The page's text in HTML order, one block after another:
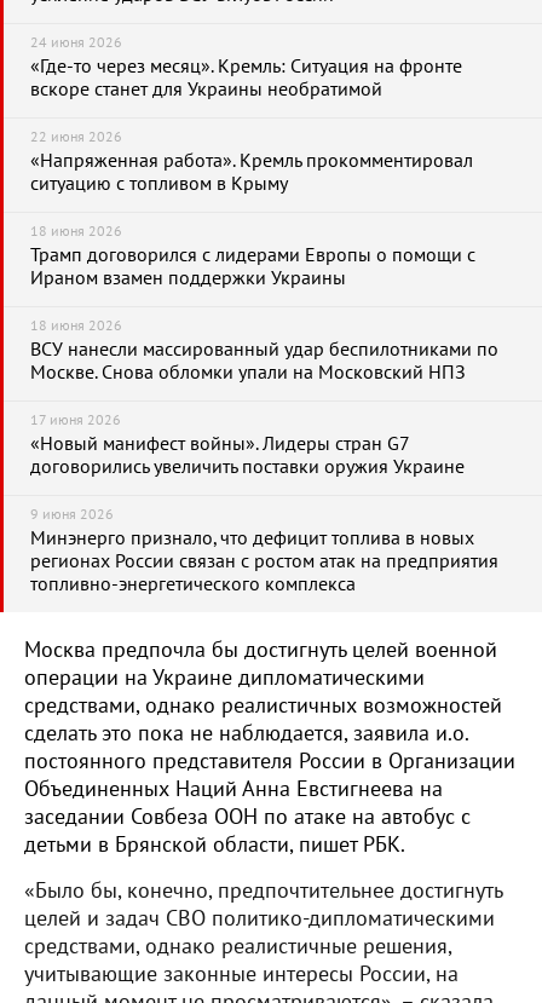
24 июня 2026
«Где-то через месяц». Кремль: Ситуация на фронте
вскоре станет для Украины необратимой
22 июня 2026
«Напряженная работа». Кремль прокомментировал
ситуацию с топливом в Крыму
18 июня 2026
Трамп договорился с лидерами Европы о помощи с
Ираном взамен поддержки Украины
18 июня 2026
ВСУ нанесли массированный удар беспилотниками по
Москве. Снова обломки упали на Московский НПЗ
17 июня 2026
«Новый манифест войны». Лидеры стран G7
договорились увеличить поставки оружия Украине
9 июня 2026
Минэнерго признало, что дефицит топлива в новых
регионах России связан с ростом атак на предприятия
топливно-энергетического комплекса
Москва предпочла бы достигнуть целей военной
операции на Украине дипломатическими
средствами, однако реалистичных возможностей
сделать это пока не наблюдается, заявила и.о.
постоянного представителя России в Организации
Объединенных Наций Анна Евстигнеева на
заседании Совбеза ООН по атаке на автобус с
детьми в Брянской области, пишет РБК.
«Было бы, конечно, предпочтительнее достигнуть
целей и задач СВО политико-дипломатическими
средствами, однако реалистичные решения,
учитывающие законные интересы России, на